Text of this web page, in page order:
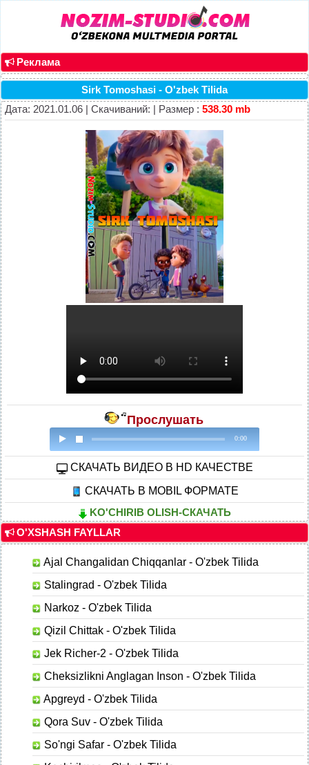
Реклама
Sirk Tomoshasi - O'zbek Tilida
Дата: 2021.01.06 | Скачиваний: | Размер : 538.30 mb
Прослушать
0:00
CКАЧАТЬ ВИДЕО В HD КАЧЕСТВЕ
СКАЧАТЬ В MOBIL ФОРМАТЕ
KO'CHIRIB OLISH-СКАЧАТЬ
O'XSHASH FAYLLAR
Ajal Changalidan Chiqqanlar - O'zbek Tilida
Stalingrad - O'zbek Tilida
Narkoz - O'zbek Tilida
Qizil Chittak - O'zbek Tilida
Jek Richer-2 - O'zbek Tilida
Cheksizlikni Anglagan Inson - O'zbek Tilida
Apgreyd - O'zbek Tilida
Qora Suv - O'zbek Tilida
So'ngi Safar - O'zbek Tilida